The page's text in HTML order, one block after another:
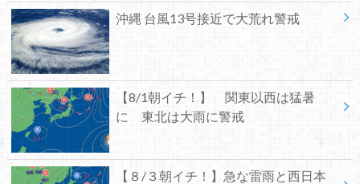
沖縄 台風13号接近で大荒れ警戒
【8/1朝イチ！】 関東以西は猛暑
に 東北は大雨に警戒
【８/３朝イチ！】急な雷雨と西日本